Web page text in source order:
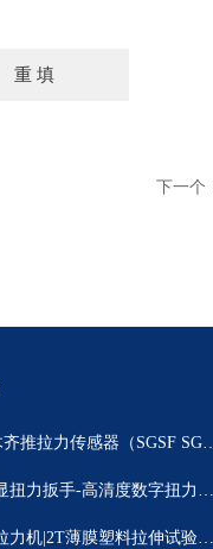
下一个
20T乌鲁木齐推拉力传感
高精度数显扭力扳手-高清度数字扭力距扳手
塑料薄膜拉力机|2T薄膜塑料拉伸试验机厂家